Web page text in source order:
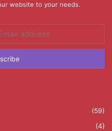
website to your needs.
(59)
(4)